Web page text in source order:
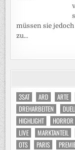
müssen sie
zu...
3SAT ARD ARTE
DREHARBEITEN
HIGHLIGHT
HORROR
LIVE
MARKTANTEIL
OTS
PARIS